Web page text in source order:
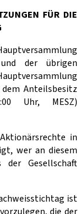
FÜR DIE
der übrigen
Anteilsbesitz
Uhr, MESZ)
in
wer an diesem
Gesellschaft
ist